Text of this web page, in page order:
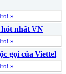
»
hót nhất VN
»
gọi của Viettel
»